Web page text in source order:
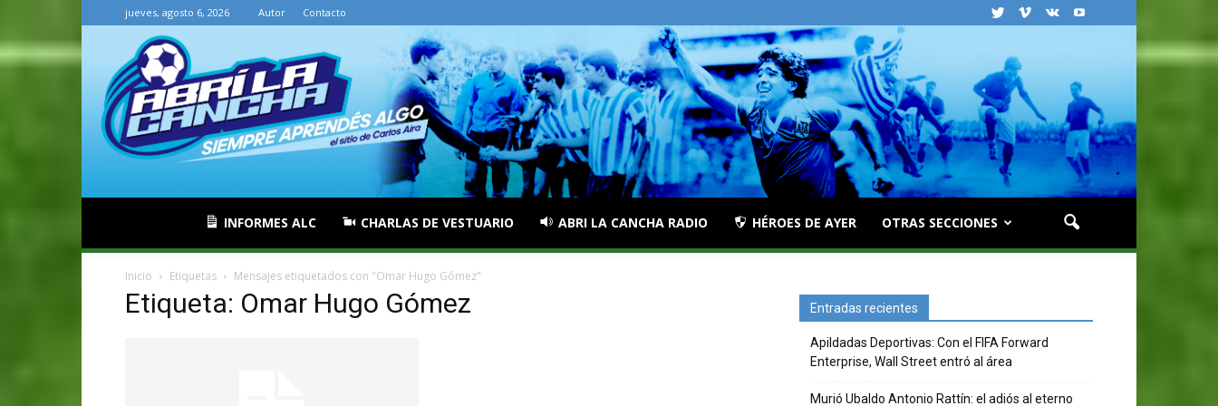
jueves, agosto 6, 2026 Autor Contacto
INFORMES ALC CHARLAS DE VESTUARIO ABRI LA CANCHA RADIO HÉROES DE AYER OTRAS SECCIONES
Inicio Etiquetas Mensajes etiquetados con "Omar Hugo Gómez"
Etiqueta: Omar Hugo Gómez Entradas recientes
Apildadas Deportivas: Con el FIFA Forward
Enterprise, Wall Street entró al área
Murió Ubaldo Antonio Rattín: el adiós al eterno